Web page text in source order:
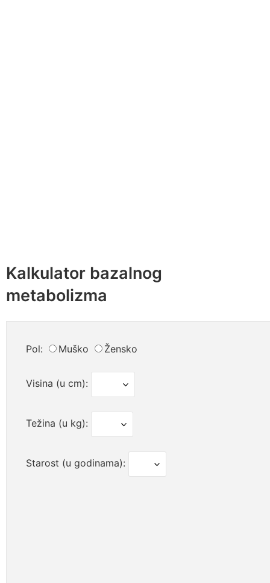
Kalkulator bazalnog
metabolizma
Pol: Muško Žensko
Visina (u cm):
Težina (u kg):
Starost (u godinama):